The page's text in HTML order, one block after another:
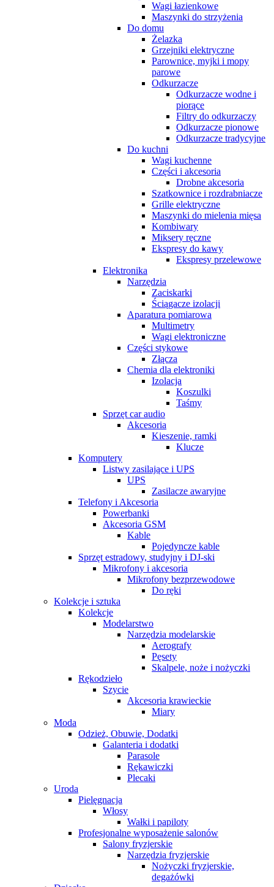
Wagi łazienkowe
Maszynki do strzyżenia
Do domu
Żelazka
Grzejniki elektryczne
Parownice, myjki i mopy
parowe
Odkurzacze
Odkurzacze wodne i
piorące
Filtry do odkurzaczy
Odkurzacze pionowe
Odkurzacze tradycyjne
Do kuchni
Wagi kuchenne
Części i akcesoria
Drobne akcesoria
Szatkownice i rozdrabniacze
Grille elektryczne
Maszynki do mielenia mięsa
Kombiwary
Miksery ręczne
Ekspresy do kawy
Ekspresy przelewowe
Elektronika
Narzędzia
Zaciskarki
Ściągacze izolacji
Aparatura pomiarowa
Multimetry
Wagi elektroniczne
Części stykowe
Złącza
Chemia dla elektroniki
Izolacja
Koszulki
Taśmy
Sprzęt car audio
Akcesoria
Kieszenie, ramki
Klucze
Komputery
Listwy zasilające i UPS
UPS
Zasilacze awaryjne
Telefony i Akcesoria
Powerbanki
Akcesoria GSM
Kable
Pojedyncze kable
Sprzęt estradowy, studyjny i DJ-ski
Mikrofony i akcesoria
Mikrofony bezprzewodowe
Do ręki
Kolekcje i sztuka
Kolekcje
Modelarstwo
Narzędzia modelarskie
Aerografy
Pęsety
Skalpele, noże i nożyczki
Rękodzieło
Szycie
Akcesoria krawieckie
Miary
Moda
Odzież, Obuwie, Dodatki
Galanteria i dodatki
Parasole
Rękawiczki
Plecaki
Uroda
Pielęgnacja
Włosy
Wałki i papiloty
Profesjonalne wyposażenie salonów
Salony fryzjerskie
Narzędzia fryzjerskie
Nożyczki fryzjerskie,
degażówki